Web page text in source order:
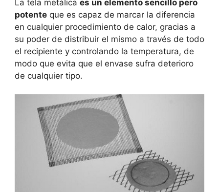
La tela metálica es un elemento sencillo pero
potente que es capaz de marcar la diferencia
en cualquier procedimiento de calor, gracias a
su poder de distribuir el mismo a través de todo
el recipiente y controlando la temperatura, de
modo que evita que el envase sufra deterioro
de cualquier tipo.